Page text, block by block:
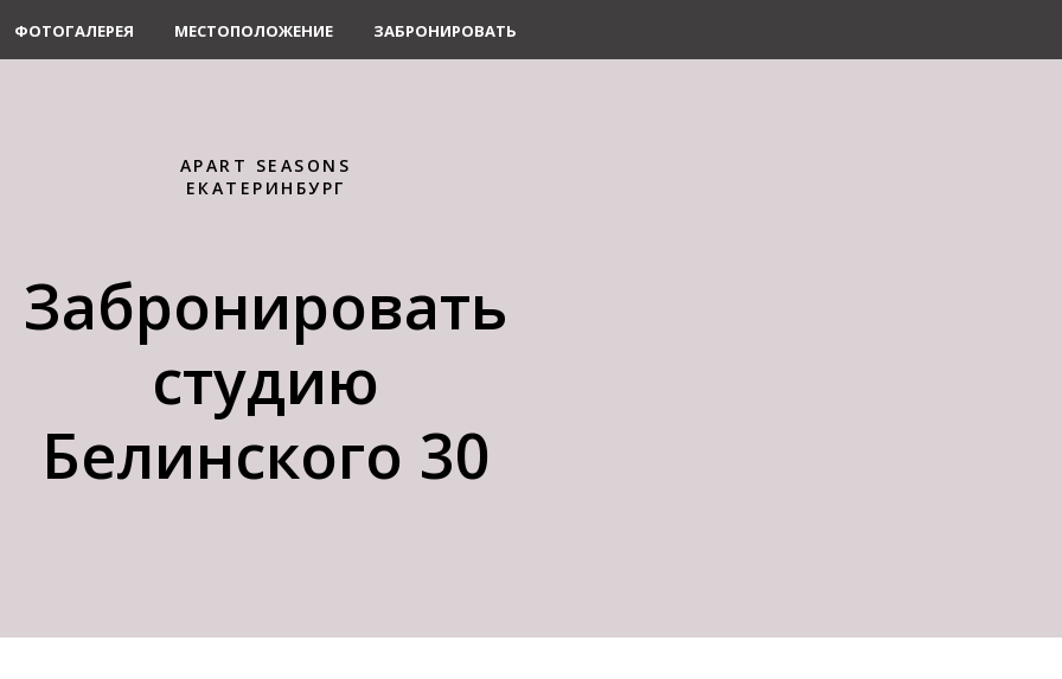
ФОТОГАЛЕРЕЯ МЕСТОПОЛОЖЕНИЕ ЗАБРОНИРОВАТЬ
APART SEASONS
ЕКАТЕРИНБУРГ
Забронировать
студию
Белинского 30